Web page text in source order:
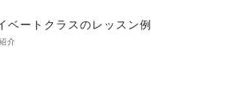
ベートクラスのレッスン例
介